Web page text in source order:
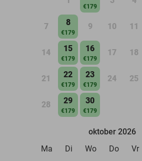
€179
7 8
€179
9 10 11
14 15
€179
16
€179
17 18
21 22
€179
23
€179
24 25
28 29
€179
30
€179
oktober 2026
Ma
Di Wo Do Vr